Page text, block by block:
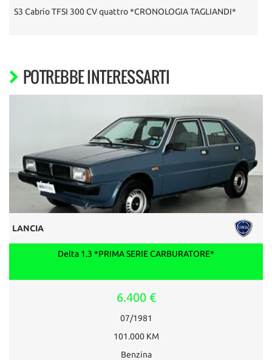
S3 Cabrio TFSI 300 CV quattro *CRONOLOGIA TAGLIANDI*
POTREBBE INTERESSARTI
LANCIA
Delta 1.3 *PRIMA SERIE CARBURATORE*
6.400 €
07/1981
101.000 KM
Benzina